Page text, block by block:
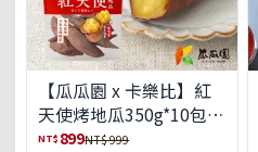
【瓜瓜園 x 卡樂比】紅
天使烤地瓜350g*10包
(免運組)
NT$ 899NT$ 999